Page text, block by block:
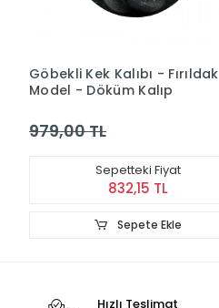
Göbekli Kek Kalıbı - Fırıldak
Model - Döküm Kalıp
979,00 TL
Sepetteki Fiyat
832,15 TL
Sepete Ekle
Hızlı Teslimat